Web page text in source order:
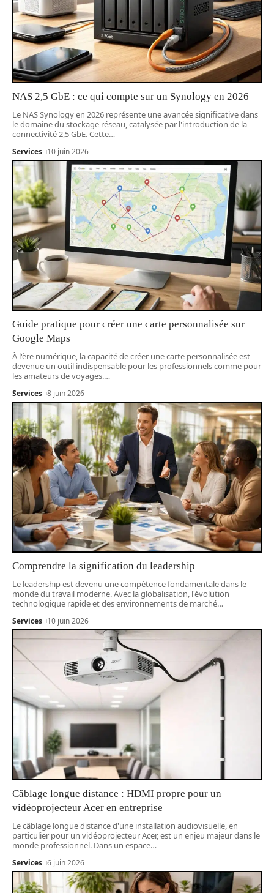
NAS 2,5 GbE : ce qui compte sur un Synology en 2026
Le NAS Synology en 2026 représente une avancée significative dans
le domaine du stockage réseau, catalysée par l'introduction de la
connectivité 2,5 GbE. Cette…
Services 10 juin 2026
Guide pratique pour créer une carte personnalisée sur
Google Maps
À l'ère numérique, la capacité de créer une carte personnalisée est
devenue un outil indispensable pour les professionnels comme pour
les amateurs de voyages.…
Services 8 juin 2026
Comprendre la signification du leadership
Le leadership est devenu une compétence fondamentale dans le
monde du travail moderne. Avec la globalisation, l'évolution
technologique rapide et des environnements de marché…
Services 10 juin 2026
Câblage longue distance : HDMI propre pour un
vidéoprojecteur Acer en entreprise
Le câblage longue distance d'une installation audiovisuelle, en
particulier pour un vidéoprojecteur Acer, est un enjeu majeur dans le
monde professionnel. Dans un espace…
Services 6 juin 2026